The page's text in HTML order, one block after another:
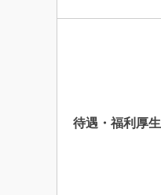
待遇・福利厚生